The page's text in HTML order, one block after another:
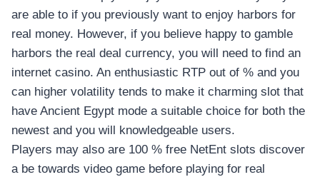
สินค้าตามแบรนด์
are able to if you previously want to enjoy harbors for
real money. However, if you believe happy to gamble
harbors the real deal currency, you will need to find an
internet casino. An enthusiastic RTP out of % and you
can higher volatility tends to make it charming slot that
have Ancient Egypt mode a suitable choice for both the
newest and you will knowledgeable users.
Players may also are 100 % free NetEnt slots discover
a be towards video game before playing for real